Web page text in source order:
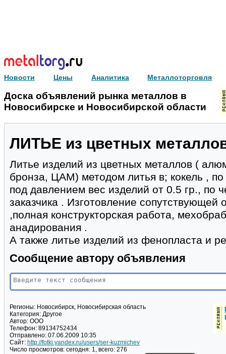
Новости Цены Аналитика Металлоторговля
Доска объявлений рынка металлов в
Новосибирске и Новосибирской области
ЛИТЬЕ из цветных
Литье изделий из цветных металлов (
бронза, ЦАМ) методом литья в; кокель ,
под давлением вес изделий от 0.5 гр., по
заказчика . Изготовление сопутствующей
,полная конструкторская работа,
анадирования .
А также литье изделий из фенопласта и
Сообщение автору объявления
Регионы: Новосибирск, Новосибирская область
Категория: Другое
Автор: ООО
Телефон: 89134752434
Отправлено: 07.06.2009 10:35
Сайт: http://fotki.yandex.ru/users/ser-kuzmichev
Число просмотров: сегодня: 1, всего: 276